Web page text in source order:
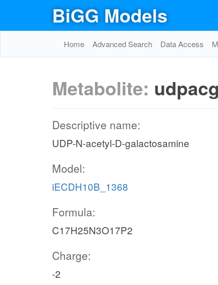
BiGG Models
Home Advanced Search Data Access
Metabolite:
Descriptive name:
UDP-N-acetyl-D-galactosamine
Model:
iECDH10B_1368
Formula:
C17H25N3O17P2
Charge:
-2